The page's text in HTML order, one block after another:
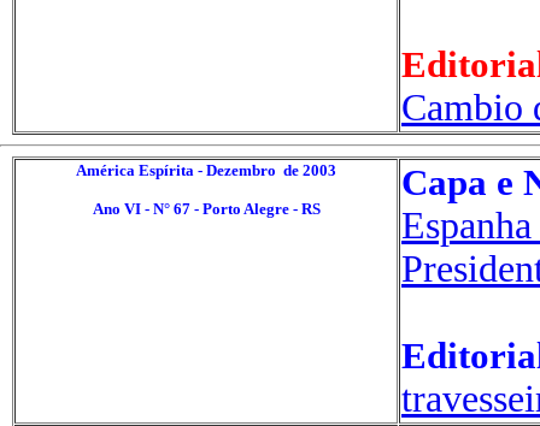
Cambio
América Espírita - Dezembro de 2003
Ano VI - N° 67 - Porto Alegre - RS
Capa e